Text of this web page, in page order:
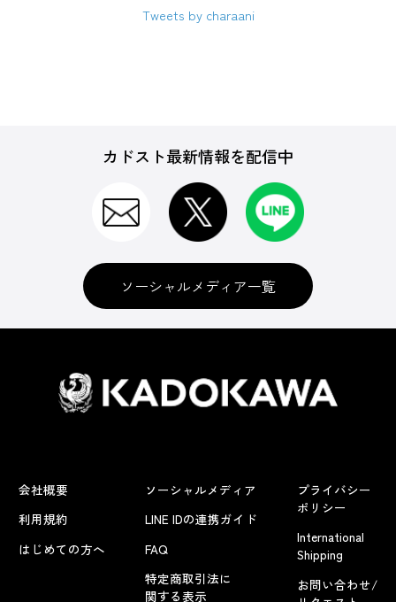
Tweets by charaani
カドスト最新情報を配信中
ソーシャルメディア一覧
会社概要
利用規約
はじめての方へ
ソーシャルメディア
LINE IDの連携ガイド
FAQ
特定商取引法に
関する表示
プライバシー
ポリシー
International
Shipping
お問い合わせ/